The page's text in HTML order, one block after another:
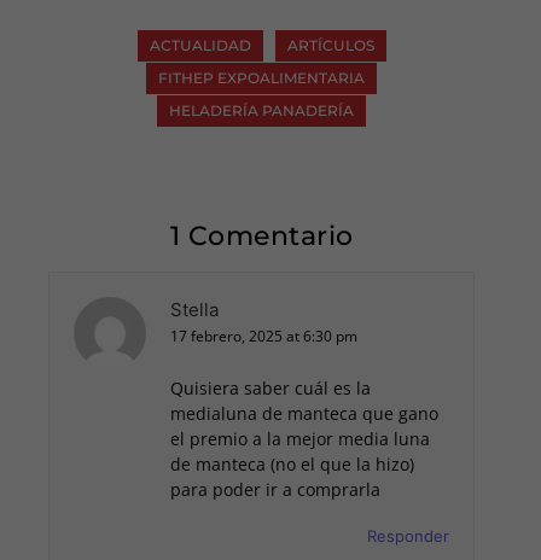
ACTUALIDAD
ARTÍCULOS
FITHEP EXPOALIMENTARIA
HELADERÍA PANADERÍA
1 Comentario
Stella
17 febrero, 2025 at 6:30 pm
Quisiera saber cuál es la
medialuna de manteca que gano
el premio a la mejor media luna
de manteca (no el que la hizo)
para poder ir a comprarla
Responder